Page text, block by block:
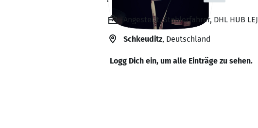
Angestellt, Stablerfahrer, DHL HUB LEJ
Schkeuditz, Deutschland
Logg Dich ein, um alle Einträge zu sehen.